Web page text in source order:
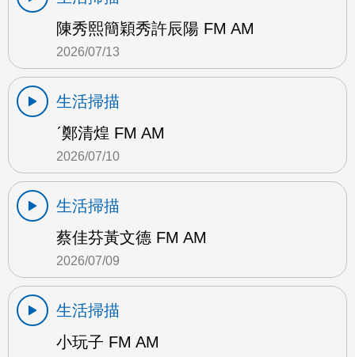
陳秀熙簡穎秀許辰陽 FM AM
2026/07/13
生活掃描
ˊ鄭清煌 FM AM
2026/07/10
生活掃描
蔡佳芬黃文德 FM AM
2026/07/09
生活掃描
小玩子 FM AM